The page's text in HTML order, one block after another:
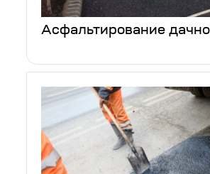
Асфальтирование